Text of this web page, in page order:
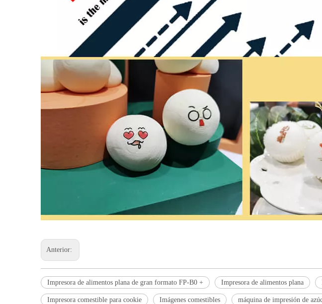
Anterior:
Impresora de alimentos plana de gran formato FP-B0 + Impresora de alimentos plana
Impresora comestible para cookie Imágenes comestibles máquina de impresión de